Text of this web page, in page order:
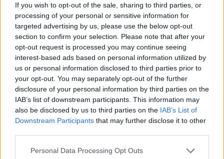
If you wish to opt-out of the sale, sharing to third parties, or
processing of your personal or sensitive information for
targeted advertising by us, please use the below opt-out
section to confirm your selection. Please note that after your
opt-out request is processed you may continue seeing
interest-based ads based on personal information utilized by
us or personal information disclosed to third parties prior to
your opt-out. You may separately opt-out of the further
disclosure of your personal information by third parties on the
IAB’s list of downstream participants. This information may
also be disclosed by us to third parties on the IAB’s List of
Downstream Participants that may further disclose it to other
Personal Data Processing Opt Outs
ΠΕΡΙΣΣΌΤΕΡΑ ΣΕ ΑΥΤΉ ΤΗΝ ΚΑΤΗΓΟΡΊΑ
Ισραήλ: Εντονες
αντιδράσεις προκαλεί η
ανεξάρτητης επιτροπής για
τις επιθέσεις της 7ης
Γερμανία: Οι ηγέτες της
λευκορωσικής
αντιπολίτευσης που
καθυστερούν τη δημόσια